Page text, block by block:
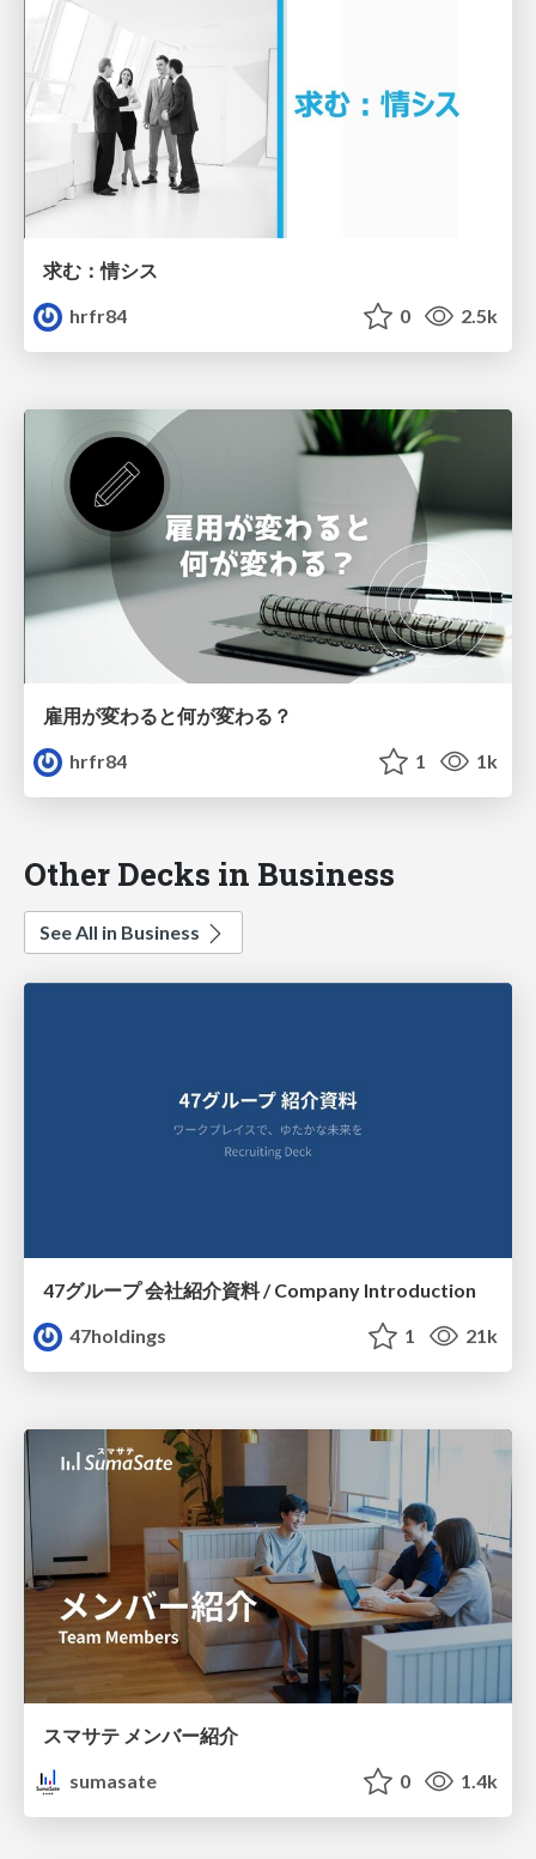
求む：情シス
hrfr84
0 2.5k
雇用が変わると何が変わる？
hrfr84
1 1k
Other Decks in Business
See All in Business
47グループ 会社紹介資料 / Company Introduction
47holdings
1 21k
スマサテ メンバー紹介
sumasate
0 1.4k